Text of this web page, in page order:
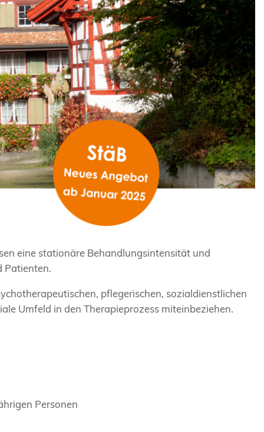
eine stationäre Behandlungsintensität und
Patienten.
pflegerischen, sozialdienstlichen
Umfeld in den Therapieprozess miteinbeziehen.
Personen